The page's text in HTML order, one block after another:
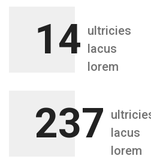
14 ultricies
lacus
lorem
237 lacus
lorem